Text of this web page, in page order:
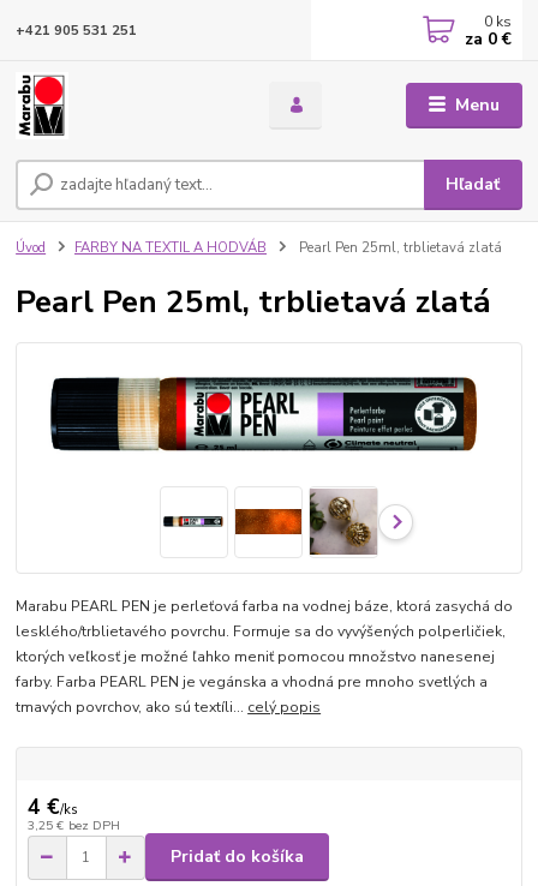
Menu
Hľadať
+421 905 531 251 0 ks
za 0 €
Úvod FARBY NA TEXTIL A HODVÁB Pearl Pen 25ml, trblietavá zlatá
Pearl Pen 25ml, trblietavá zlatá
Marabu PEARL PEN je perleťová farba na vodnej báze, ktorá zasychá do
lesklého/trblietavého povrchu. Formuje sa do vyvýšených polperličiek,
ktorých veľkosť je možné ľahko meniť pomocou množstvo nanesenej
farby. Farba PEARL PEN je vegánska a vhodná pre mnoho svetlých a
tmavých povrchov, ako sú textíli... celý popis
4 €/ks
3,25 € bez DPH
Pridať do košíka